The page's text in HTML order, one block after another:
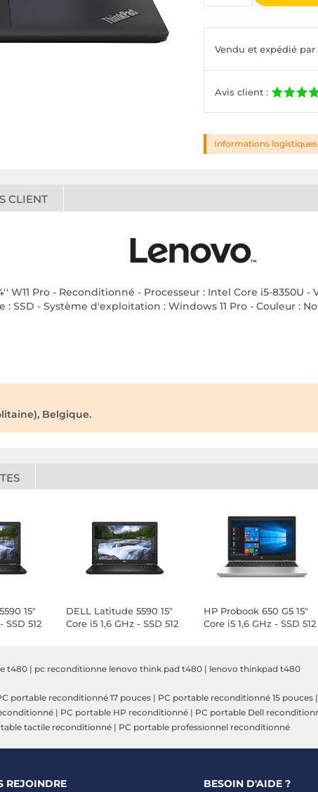
Vendu et expédié par
Avis client :
Informations logistiques
CLIENT
W11 Pro - Reconditionné - Processeur : Intel Core i5-8350U
SSD - Système d'exploitation : Windows 11 Pro - Couleur :
Belgique.
15"
SSD 512
DELL Latitude 5590 15"
Core i5 1,6 GHz - SSD 512
HP Probook 650 G5 15"
Core i5 1,6 GHz - SSD 512
t480 | pc reconditionne lenovo think pad t480 | lenovo thinkpad t480
portable reconditionné 17 pouces | PC portable reconditionné 15 pouces |
| PC portable HP reconditionné | PC portable Dell
tactile reconditionné | PC portable professionnel reconditionné
REJOINDRE BESOIN D'AIDE ?